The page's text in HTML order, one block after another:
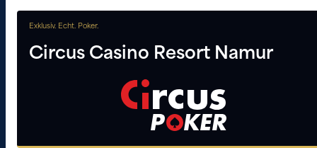
Exklusiv. Echt. Poker.
Circus Casino Resort Namur